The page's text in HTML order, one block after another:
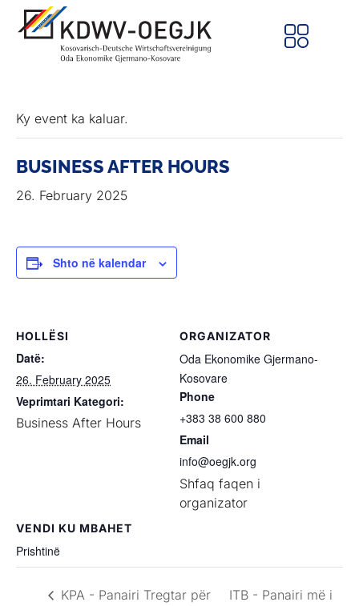
Ky event ka kaluar.
BUSINESS AFTER HOURS
26. February 2025
Shto në kalendar
HOLLËSI
Datë:
26. February 2025
Veprimtari Kategori:
Business After Hours
VENDI KU MBAHET
Prishtinë
ORGANIZATOR
Oda Ekonomike Gjermano-
Kosovare
Phone
+383 38 600 880
Email
info@oegjk.org
Shfaq faqen i
organizator
KPA - Panairi Tregtar për
ITB - Panairi më i